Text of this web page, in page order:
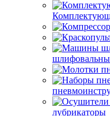
лубрикаторы